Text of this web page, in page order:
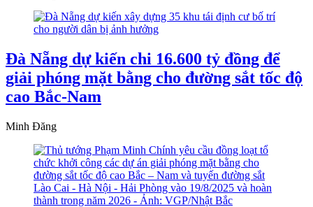
Đà Nẵng dự kiến chi 16.600 tỷ đồng để
giải phóng mặt bằng cho đường sắt tốc độ
cao Bắc-Nam
Minh Đăng